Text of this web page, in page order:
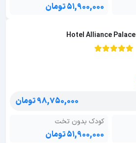
۵۱,۹۰۰,۰۰۰ تومان
Hotel Alliance Palace
۹۸,۷۵۰,۰۰۰ تومان
کودک بدون تخت
۵۱,۹۰۰,۰۰۰ تومان